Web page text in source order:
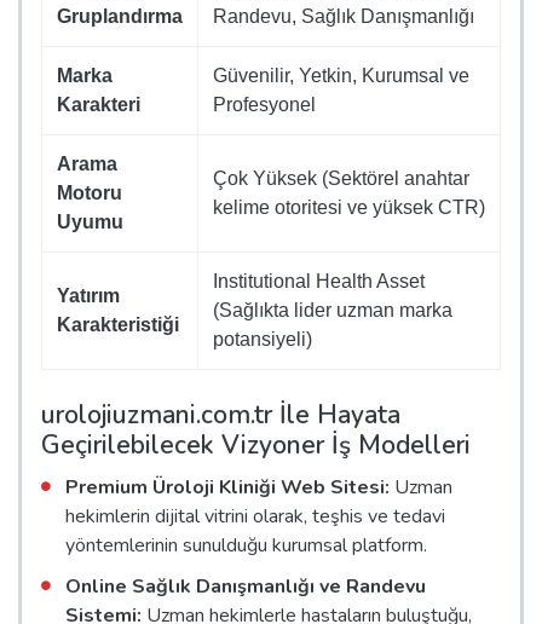
Gruplandırma
Randevu, Sağlık Danışmanlığı
Marka
Karakteri
Güvenilir, Yetkin, Kurumsal ve
Profesyonel
Arama
Motoru
Uyumu
Çok Yüksek (Sektörel anahtar
kelime otoritesi ve yüksek CTR)
Yatırım
Karakteristiği
Institutional Health Asset
(Sağlıkta lider uzman marka
potansiyeli)
urolojiuzmani.com.tr İle Hayata
Geçirilebilecek Vizyoner İş Modelleri
Premium Üroloji Kliniği Web Sitesi: Uzman
hekimlerin dijital vitrini olarak, teşhis ve tedavi
yöntemlerinin sunulduğu kurumsal platform.
Online Sağlık Danışmanlığı ve Randevu
Sistemi: Uzman hekimlerle hastaların buluştuğu,